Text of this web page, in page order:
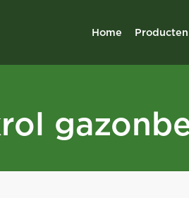
Home Producten